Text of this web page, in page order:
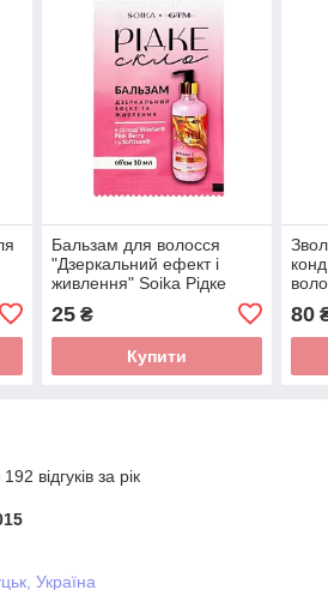
Бальзам для волосся
"Дзеркальний ефект і
живлення" Soika Рідке
25₴
Купити
250
80
відгуків за рік
Україна